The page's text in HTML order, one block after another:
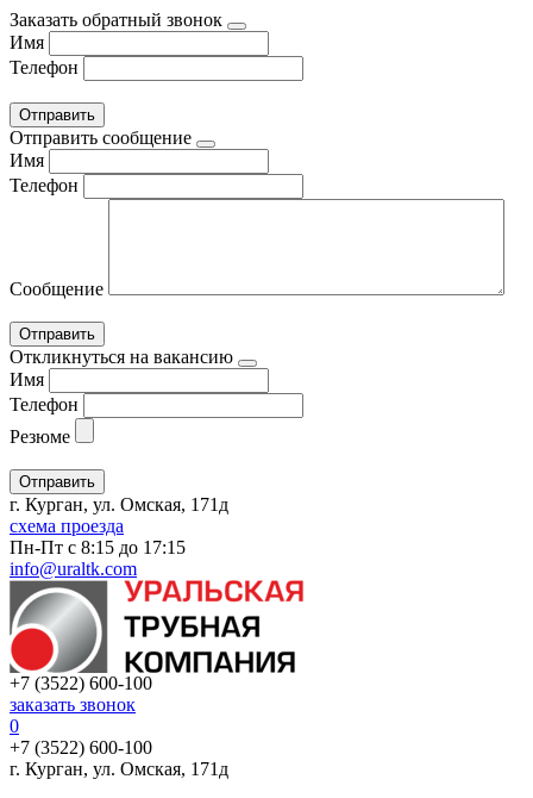
Заказать обратный звонок
Имя
Телефон
Отправить сообщение
Имя
Телефон
Сообщение
Откликнуться на вакансию
Имя
Телефон
Резюме
г. Курган, ул. Омская, 171д
схема проезда
Пн-Пт с 8:15 до 17:15
info@uraltk.com
+7 (3522) 600-100
заказать звонок
0
+7 (3522) 600-100
г. Курган, ул. Омская, 171д